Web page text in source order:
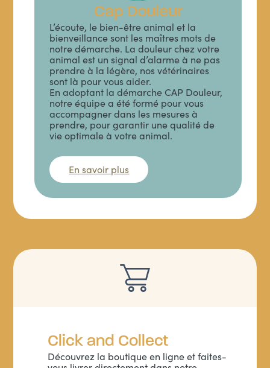
Cap Douleur
L’écoute, le bien-être animal et la
bienveillance sont les maîtres mots de
notre démarche. La douleur chez votre
animal est un signal d’alarme à ne pas
prendre à la légère, nos vétérinaires
sont là pour vous aider.
En adoptant la démarche CAP Douleur,
notre équipe a été formé pour vous
accompagner dans les mesures à
prendre, pour garantir une qualité de
vie optimale à votre animal.
En savoir plus
Click and Collect
Découvrez la boutique en ligne et faites-